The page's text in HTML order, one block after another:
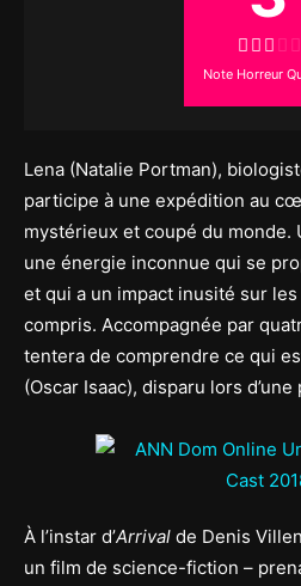
Note Horreur
Lena (Natalie Portman),
participe à une expédition au
mystérieux et coupé du monde.
une énergie inconnue qui se
et qui a un impact inusité sur
compris. Accompagnée par
tentera de comprendre ce qui
(Oscar Isaac), disparu lors
À l’instar d’Arrival de Denis
un film de science-fiction –